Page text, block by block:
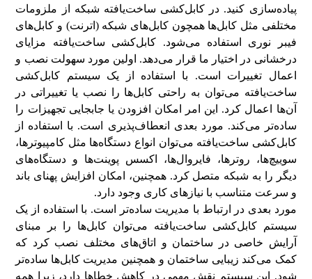
پیاده‌سازی کنید. در کابل‌کشی ساخت‌یافته شبکه از ملزومات
مختلفی مثل کابل‌ها همچون کابل‌های شبکه (اترنت) و کابل‌های
فیبر نوری استفاده می‌شود. کابل‌کشی ساخت‌یافته مزایای
درخشانی در اختیار ما قرار می‌دهد. اولین مورد سهولت نصب و
اعمال تغییرات است. با استفاده از یک سیستم کابل‌کشی
ساخت‌یافته می‌توان به راحتی کابل‌ها را نصب یا تغییراتی در
آن‌ها اعمال کرد. این امر امکان افزودن یا جابجایی تجهیزات را
ساده‌تر می‌کند. مورد بعدی انعطاف‌پذیری است. با استفاده از
کابل‌کشی ساخت‌یافته می‌توان انواع دستگاه‌ها مثل کامپیوترها،
سوییچ‌ها، روترها، فایروال‌ها، اکسس پوینت‌ها و دستگاه‌های
دیگر را به شبکه متصل کرد. همچنین، امکان افزایش پهنای باند
و سرعت متناسب با نیازهای کاری وجود دارد.
مورد بعدی در ارتباط با مدیریت ساده‌تر است. با استفاده از یک
سیستم کابل‌کشی ساخت‌یافته می‌توان کابل‌ها را بر مبنای
آرایش خاصی در ساختمان و اتاق‌های مختلف نصب کرد که
کمک می‌کند زیبایی ساختمان و همچنین مدیریت کابل‌ها ساده‌تر
شود. این سیستم نقش مهمی در کاهش خطاها دارد، زیرا همه